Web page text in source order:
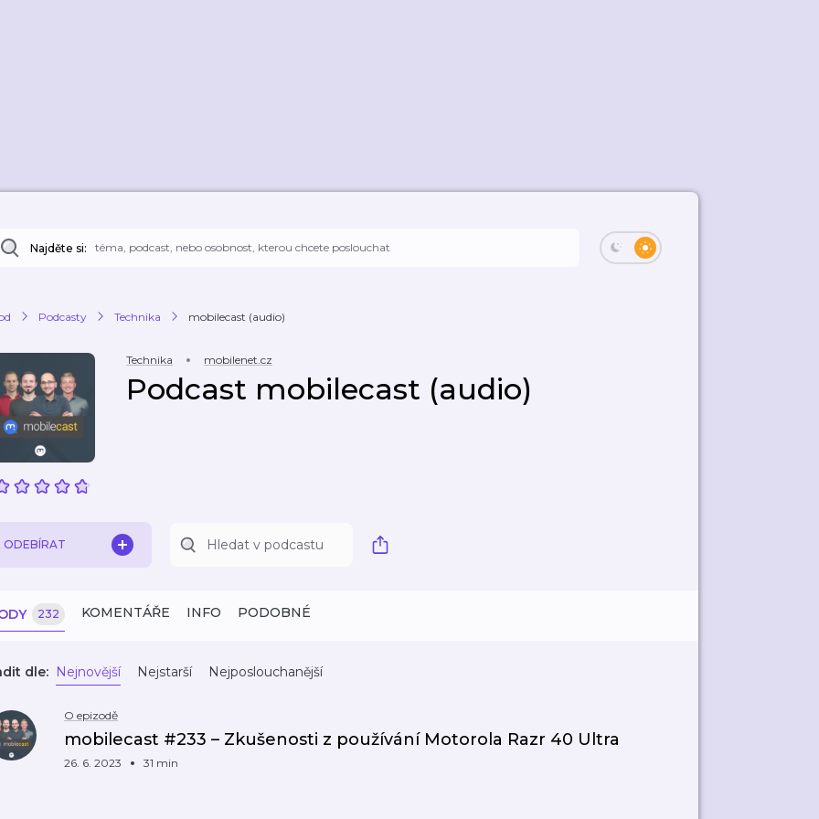
Najděte si:
Podcasty Technika mobilecast (audio)
Technika mobilenet.cz
Podcast mobilecast (audio)
ODEBÍRAT
232 KOMENTÁŘE INFO PODOBNÉ
dle: Nejnovější Nejstarší Nejposlouchanější
O epizodě
mobilecast #233 – Zkušenosti z používání Motorola Razr 40 Ultra
26. 6. 2023 31 min